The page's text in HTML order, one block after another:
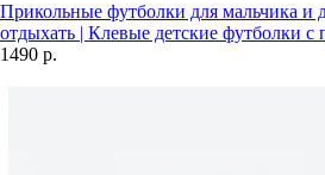
Прикольные футболки для мальчика и
отдыхать | Клевые детские футболки с
1490 р.